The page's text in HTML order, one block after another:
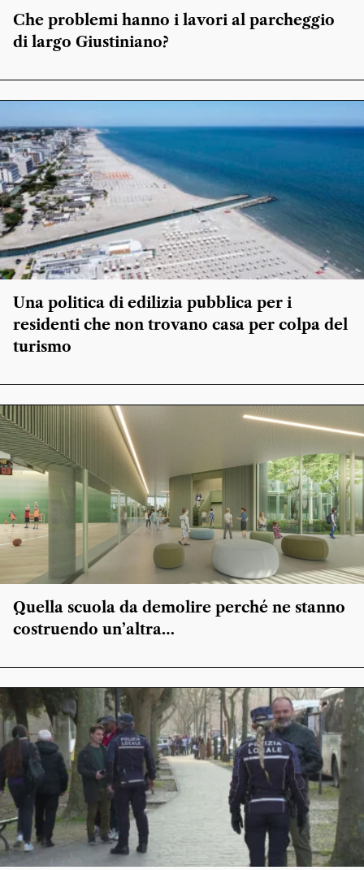
Che problemi hanno i lavori al parcheggio
di largo Giustiniano?
Una politica di edilizia pubblica per i
residenti che non trovano casa per colpa del
turismo
Quella scuola da demolire perché ne stanno
costruendo un’altra…